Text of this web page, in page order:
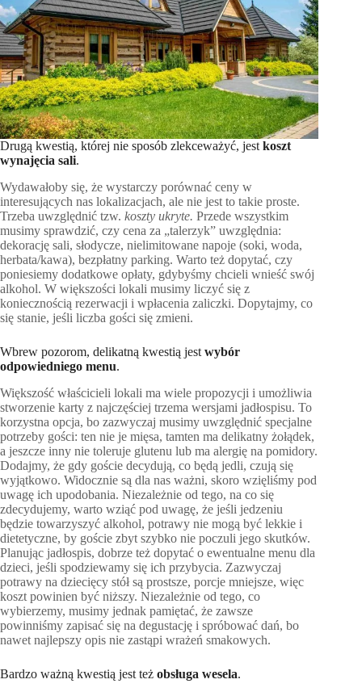
Drugą kwestią, której nie sposób zlekceważyć, jest koszt
wynajęcia sali.
Wydawałoby się, że wystarczy porównać ceny w
interesujących nas lokalizacjach, ale nie jest to takie proste.
Trzeba uwzględnić tzw. koszty ukryte. Przede wszystkim
musimy sprawdzić, czy cena za „talerzyk” uwzględnia:
dekorację sali, słodycze, nielimitowane napoje (soki, woda,
herbata/kawa), bezpłatny parking. Warto też dopytać, czy
poniesiemy dodatkowe opłaty, gdybyśmy chcieli wnieść swój
alkohol. W większości lokali musimy liczyć się z
koniecznością rezerwacji i wpłacenia zaliczki. Dopytajmy, co
się stanie, jeśli liczba gości się zmieni.
Wbrew pozorom, delikatną kwestią jest wybór
odpowiedniego menu.
Większość właścicieli lokali ma wiele propozycji i umożliwia
stworzenie karty z najczęściej trzema wersjami jadłospisu. To
korzystna opcja, bo zazwyczaj musimy uwzględnić specjalne
potrzeby gości: ten nie je mięsa, tamten ma delikatny żołądek,
a jeszcze inny nie toleruje glutenu lub ma alergię na pomidory.
Dodajmy, że gdy goście decydują, co będą jedli, czują się
wyjątkowo. Widocznie są dla nas ważni, skoro wzięliśmy pod
uwagę ich upodobania. Niezależnie od tego, na co się
zdecydujemy, warto wziąć pod uwagę, że jeśli jedzeniu
będzie towarzyszyć alkohol, potrawy nie mogą być lekkie i
dietetyczne, by goście zbyt szybko nie poczuli jego skutków.
Planując jadłospis, dobrze też dopytać o ewentualne menu dla
dzieci, jeśli spodziewamy się ich przybycia. Zazwyczaj
potrawy na dziecięcy stół są prostsze, porcje mniejsze, więc
koszt powinien być niższy. Niezależnie od tego, co
wybierzemy, musimy jednak pamiętać, że zawsze
powinniśmy zapisać się na degustację i spróbować dań, bo
nawet najlepszy opis nie zastąpi wrażeń smakowych.
Bardzo ważną kwestią jest też obsługa wesela.